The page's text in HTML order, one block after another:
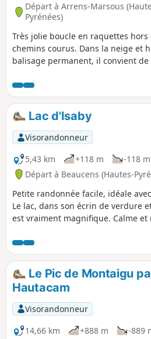
Départ à Arrens-Marsous
Pyrénées)
Très jolie boucle en raquettes hors
chemins courus. Dans la neige et
balisage permanent, il convient de
par un paysage enneigé à perte de
Cette randonnée peut s'effectuer
ennneigement.
Lac d'Isaby
Visorandonneur
5,43 km
+118 m -118 m
Départ à Beaucens (Hautes-
Petite randonnée facile, idéale
Le lac, dans son écrin de verdure
est vraiment magnifique. Calme
Le Pic de Montaigu
Hautacam
Visorandonneur
14,66 km
+888 m
-889